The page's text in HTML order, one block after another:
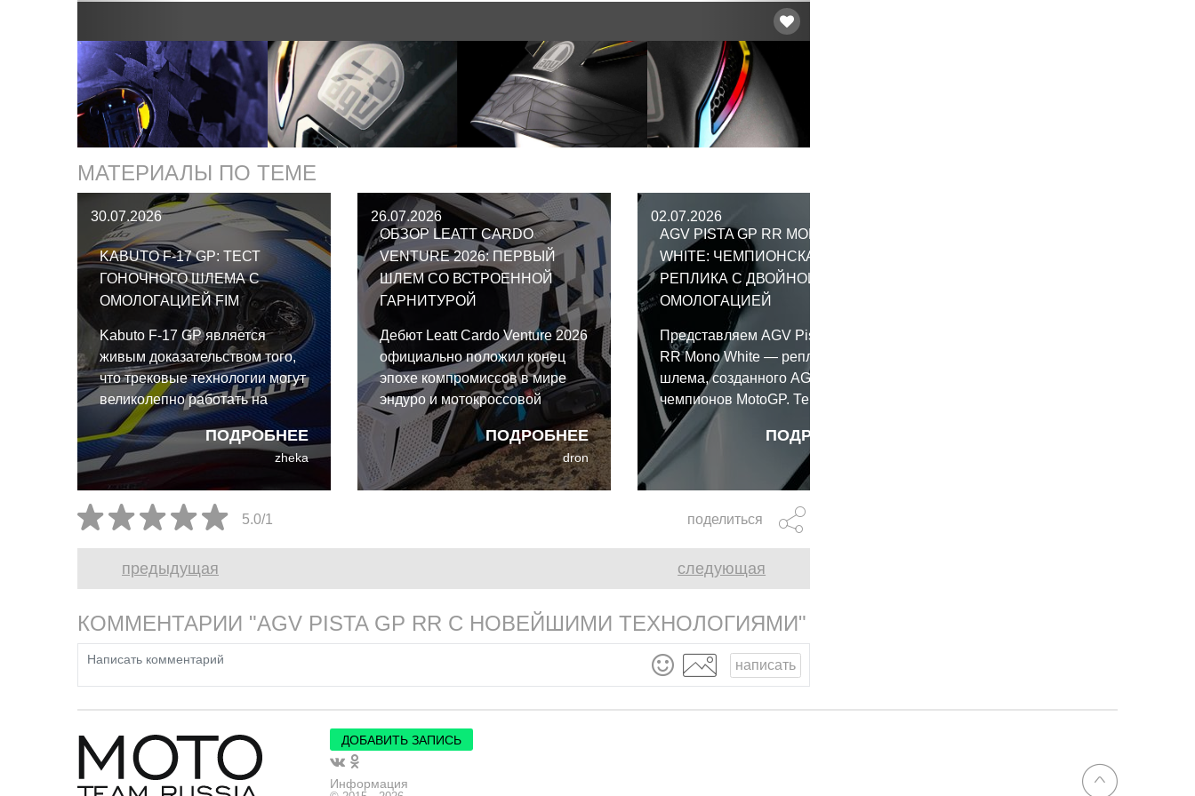
МАТЕРИАЛЫ ПО ТЕМЕ
30.07.2026
KABUTO F-17 GP: ТЕСТ
ГОНОЧНОГО ШЛЕМА С
ОМОЛОГАЦИЕЙ FIM
ПОДРОБНЕЕ
Kabuto F-17 GP является
живым доказательством того,
что трековые технологии могут
великолепно работать на
улице. И даже для такого
райдера выходного дня, как я,
преимущества Kabuto F-17 GP
абсолютно реальны и
неоспоримы.
zheka
26.07.2026
ОБЗОР LEATT CARDO
VENTURE 2026: ПЕРВЫЙ
ШЛЕМ СО ВСТРОЕННОЙ
ГАРНИТУРОЙ
ПОДРОБНЕЕ
Дебют Leatt Cardo Venture 2026
официально положил конец
эпохе компромиссов в мире
эндуро и мотокроссовой
экипировки. Рожденный в
коллаборации гигантов связи
Cardo и Leatt, представляет
собой первый в мире
разработанный для
dron
02.07.2026
AGV PISTA GP RR MONO
WHITE: ЧЕМПИОНСКАЯ
РЕПЛИКА С ДВОЙНОЙ
ОМОЛОГАЦИЕЙ
ПОДРОБНЕЕ
Представляем AGV Pista GP
RR Mono White — реплику
шлема, созданного AGV для
чемпионов MotoGP. Теперь
этот карбоновый мотошлем
полностью соответствует
новейшим и крайне жёстким
стандартам безопасности ECE
5.0/1 поделиться
предыдущая следующая
КОММЕНТАРИИ "AGV PISTA GP RR С НОВЕЙШИМИ ТЕХНОЛОГИЯМИ"
написать
ДОБАВИТЬ ЗАПИСЬ
Информация